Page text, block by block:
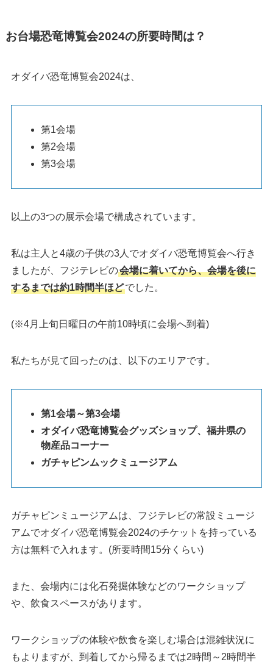
お台場恐竜博覧会2024の所要時間は？
オダイバ恐竜博覧会2024は、
第1会場
第2会場
第3会場
以上の3つの展示会場で構成されています。
私は主人と4歳の子供の3人でオダイバ恐竜博覧会へ行き
ましたが、フジテレビの会場に着いてから、会場を後に
するまでは約1時間半ほどでした。
(※4月上旬日曜日の午前10時頃に会場へ到着)
私たちが見て回ったのは、以下のエリアです。
第1会場～第3会場
オダイバ恐竜博覧会グッズショップ、福井県の
物産品コーナー
ガチャピンムックミュージアム
ガチャピンミュージアムは、フジテレビの常設ミュージ
アムでオダイバ恐竜博覧会2024のチケットを持っている
方は無料で入れます。(所要時間15分くらい)
また、会場内には化石発掘体験などのワークショップ
や、飲食スペースがあります。
ワークショップの体験や飲食を楽しむ場合は混雑状況に
もよりますが、到着してから帰るまでは2時間～2時間半